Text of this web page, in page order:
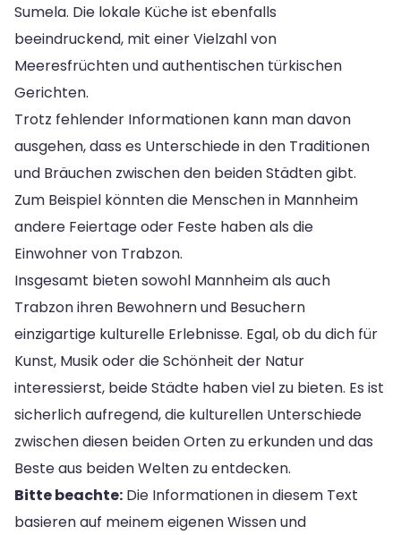
Sumela. Die lokale Küche ist ebenfalls
beeindruckend, mit einer Vielzahl von
Meeresfrüchten und authentischen türkischen
Gerichten.
Trotz fehlender Informationen kann man davon
ausgehen, dass es Unterschiede in den Traditionen
und Bräuchen zwischen den beiden Städten gibt.
Zum Beispiel könnten die Menschen in Mannheim
andere Feiertage oder Feste haben als die
Einwohner von Trabzon.
Insgesamt bieten sowohl Mannheim als auch
Trabzon ihren Bewohnern und Besuchern
einzigartige kulturelle Erlebnisse. Egal, ob du dich für
Kunst, Musik oder die Schönheit der Natur
interessierst, beide Städte haben viel zu bieten. Es ist
sicherlich aufregend, die kulturellen Unterschiede
zwischen diesen beiden Orten zu erkunden und das
Beste aus beiden Welten zu entdecken.
Bitte beachte: Die Informationen in diesem Text
basieren auf meinem eigenen Wissen und